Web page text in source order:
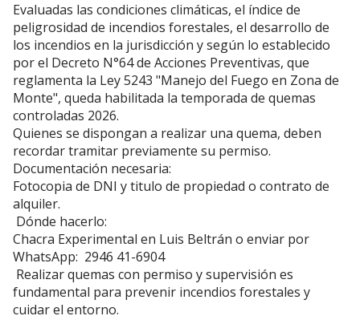
Evaluadas las condiciones climáticas, el índice de
peligrosidad de incendios forestales, el desarrollo de
los incendios en la jurisdicción y según lo establecido
por el Decreto N°64 de Acciones Preventivas, que
reglamenta la Ley 5243 "Manejo del Fuego en Zona de
Monte", queda habilitada la temporada de quemas
controladas 2026.
Quienes se dispongan a realizar una quema, deben
recordar tramitar previamente su permiso.
Documentación necesaria:
Fotocopia de DNI y titulo de propiedad o contrato de
alquiler.
Dónde hacerlo:
Chacra Experimental en Luis Beltrán o enviar por
WhatsApp: 2946 41-6904
Realizar quemas con permiso y supervisión es
fundamental para prevenir incendios forestales y
cuidar el entorno.